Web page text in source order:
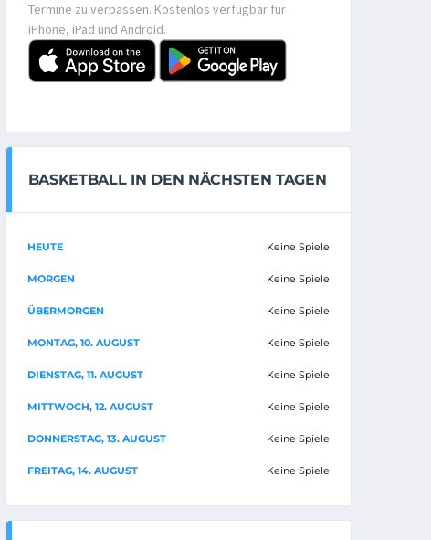
Termine zu verpassen. Kostenlos verfügbar für
iPhone, iPad und Android.
BASKETBALL IN DEN NÄCHSTEN TAGEN
HEUTE Keine Spiele
MORGEN Keine Spiele
ÜBERMORGEN Keine Spiele
MONTAG, 10. AUGUST Keine Spiele
DIENSTAG, 11. AUGUST Keine Spiele
MITTWOCH, 12. AUGUST Keine Spiele
DONNERSTAG, 13. AUGUST Keine Spiele
FREITAG, 14. AUGUST Keine Spiele